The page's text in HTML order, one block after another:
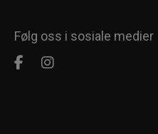
Følg oss i sosiale medier